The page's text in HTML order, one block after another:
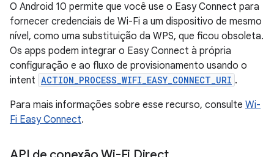
O Android 10 permite que você use o Easy Connect para
fornecer credenciais de Wi-Fi a um dispositivo de mesmo
nível, como uma substituição da WPS, que ficou obsoleta.
Os apps podem integrar o Easy Connect à própria
configuração e ao fluxo de provisionamento usando o
intent ACTION_PROCESS_WIFI_EASY_CONNECT_URI .
Para mais informações sobre esse recurso, consulte Wi-
Fi Easy Connect.